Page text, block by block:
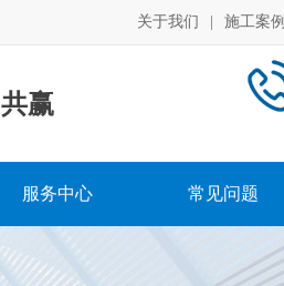
关于我们 施工案例
共赢
服务中心 常见问题